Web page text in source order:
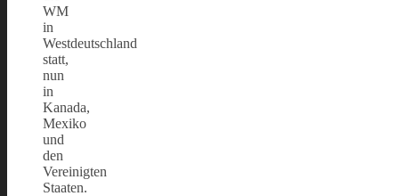
WM
in
Westdeutschland
statt,
nun
in
Kanada,
Mexiko
und
den
Vereinigten
Staaten.